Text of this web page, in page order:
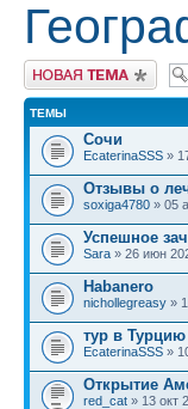
Новая тема
ТЕМЫ
Сочи
EcaterinaSSS »
Отзывы о
soxiga4780 » 05
Успешное
Sara » 26 июн
Habanero
nichollegreasy »
тур в Турцию
EcaterinaSSS »
Открытие
red_cat » 13 окт